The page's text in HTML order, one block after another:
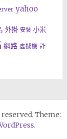
yahoo
外掛 安裝 小米
網路 虛擬機 詐
Theme:
.